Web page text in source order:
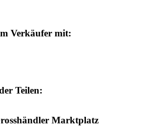
Verkäufer mit:
Teilen:
Marktplatz